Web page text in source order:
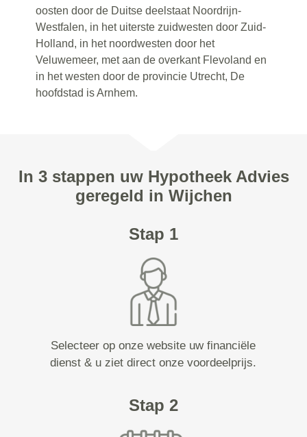
oosten door de Duitse deelstaat Noordrijn-
Westfalen, in het uiterste zuidwesten door Zuid-
Holland, in het noordwesten door het
Veluwemeer, met aan de overkant Flevoland en
in het westen door de provincie Utrecht, De
hoofdstad is Arnhem.
In 3 stappen uw Hypotheek Advies
geregeld in Wijchen
Stap 1
Selecteer op onze website uw financiële
dienst & u ziet direct onze voordeelprijs.
Stap 2